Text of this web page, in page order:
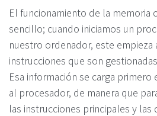
El funcionamiento de la memoria
sencillo; cuando iniciamos un
nuestro ordenador, este empieza
instrucciones que son
Esa información se carga primero
al procesador, de manera que
las instrucciones principales y las